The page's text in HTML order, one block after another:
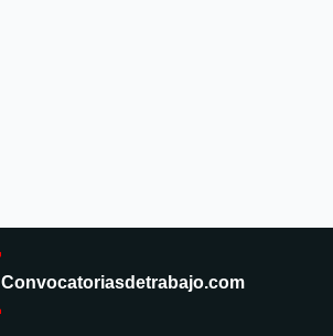
Convocatoriasdetrabajo.com